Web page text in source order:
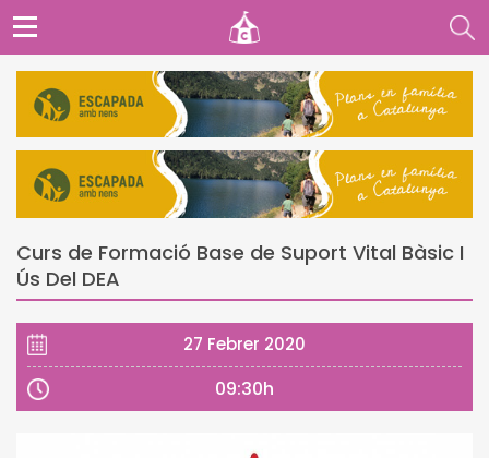
Curs de Formació Base de Suport Vital Bàsic I
Ús Del DEA
27 Febrer 2020
09:30h